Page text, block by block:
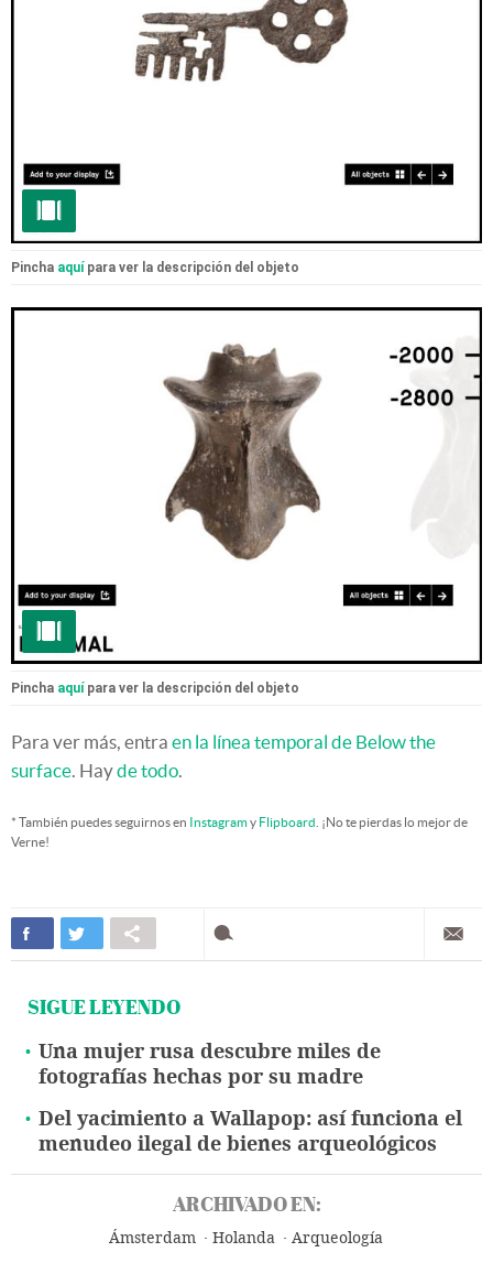
Pincha aquí para ver la descripción del objeto
Pincha aquípara ver la descripción del objeto
Para ver más, entra en la línea temporal de Below the
surface . Hayde todo
* También puedes seguirnos en Instagramy Flipboard . ¡No te pierdas lo mejor de
Verne!
SIGUE LEYENDO
Una mujer rusa descubre miles de
fotografías hechas por su madre
Del yacimiento a Wallapop: así funciona el
menudeo ilegal de bienes arqueológicos
ARCHIVADO EN:
Ámsterdam Holanda Arqueología